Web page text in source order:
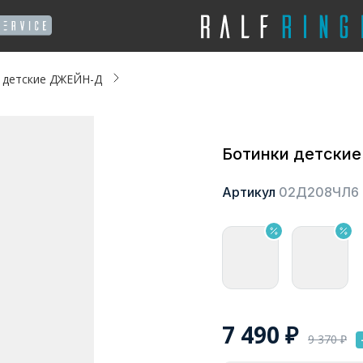
детские ДЖЕЙН-Д
Ботинки
Артикул 02Д208ЧЛ6
7 490 ₽ 9 370₽